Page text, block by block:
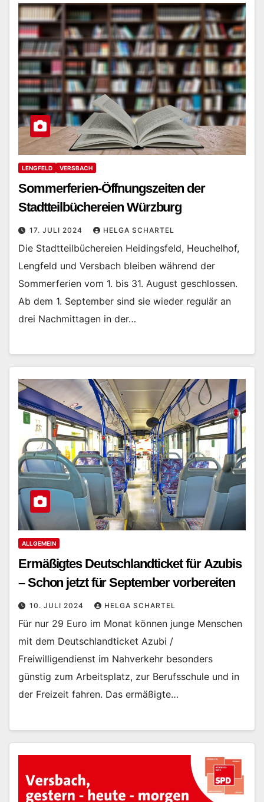
LENGFELD VERSBACH
Sommerferien-Öffnungszeiten der
Stadtteilbüchereien Würzburg
17. JULI 2024 HELGA SCHARTEL
Die Stadtteilbüchereien Heidingsfeld, Heuchelhof,
Lengfeld und Versbach bleiben während der
Sommerferien vom 1. bis 31. August geschlossen.
Ab dem 1. September sind sie wieder regulär an
drei Nachmittagen in der…
ALLGEMEIN
Ermäßigtes Deutschlandticket für Azubis
– Schon jetzt für September vorbereiten
10. JULI 2024 HELGA SCHARTEL
Für nur 29 Euro im Monat können junge Menschen
mit dem Deutschlandticket Azubi /
Freiwilligendienst im Nahverkehr besonders
günstig zum Arbeitsplatz, zur Berufsschule und in
der Freizeit fahren. Das ermäßigte…